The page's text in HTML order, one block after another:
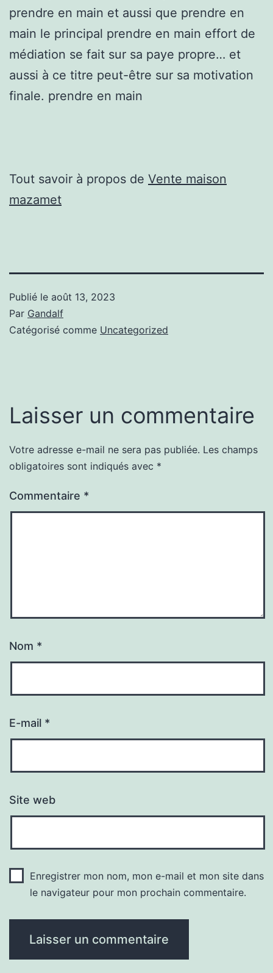
prendre en main et aussi que prendre en
main le principal prendre en main effort de
médiation se fait sur sa paye propre… et
aussi à ce titre peut-être sur sa motivation
finale. prendre en main
Tout savoir à propos de Vente maison
mazamet
Publié le août 13, 2023
Par Gandalf
Catégorisé comme Uncategorized
Laisser un commentaire
Votre adresse e-mail ne sera pas publiée. Les champs
obligatoires sont indiqués avec *
Commentaire *
Nom *
E-mail *
Site web
Enregistrer mon nom, mon e-mail et mon site dans
le navigateur pour mon prochain commentaire.